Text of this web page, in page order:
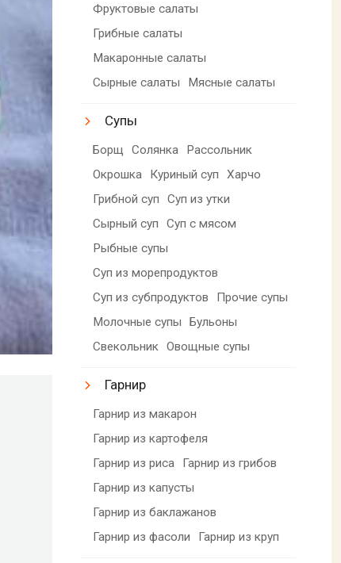
Фруктовые салаты
Грибные салаты
Макаронные салаты
Сырные салаты
Мясные салаты
Супы
Борщ Солянка
Рассольник
Окрошка
Куриный суп
Харчо
Грибной суп
Суп из утки
Сырный суп
Суп с мясом
Рыбные супы
Суп из морепродуктов
Суп из субпродуктов
Прочие супы
Молочные супы
Бульоны
Свекольник Овощные супы
Гарнир
Гарнир из макарон
Гарнир из картофеля
Гарнир из риса
Гарнир из грибов
Гарнир из капусты
Гарнир из баклажанов
Гарнир из фасоли
Гарнир из круп